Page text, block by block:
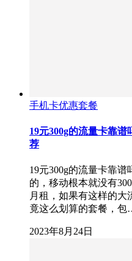
手机卡优惠套餐
19元300g的流量卡靠
荐
19元300g的流量卡靠谱
的，移动根本就没有
月租，如果有这样的
竟这么划算的套餐，
2023年8月24日